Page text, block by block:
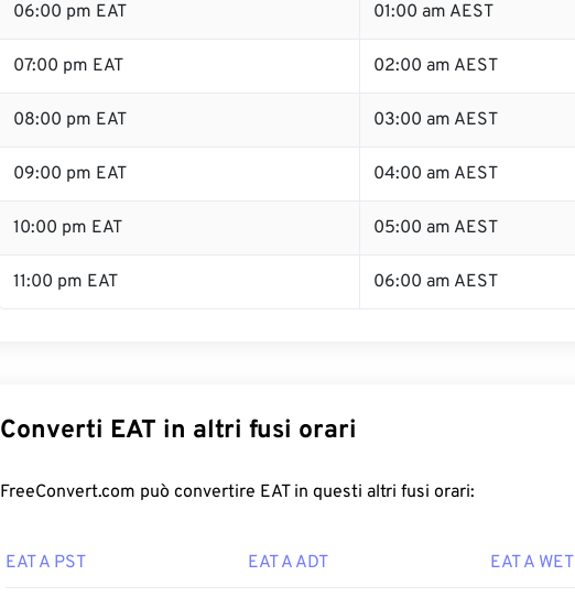
06:00 pm EAT 01:00 am AEST
07:00 pm EAT 02:00 am AEST
08:00 pm EAT 03:00 am AEST
09:00 pm EAT 04:00 am AEST
10:00 pm EAT 05:00 am AEST
11:00 pm EAT 06:00 am AEST
Converti EAT in altri fusi orari
FreeConvert.com può convertire EAT in questi altri fusi orari:
EAT A PST EAT A ADT EAT A WET